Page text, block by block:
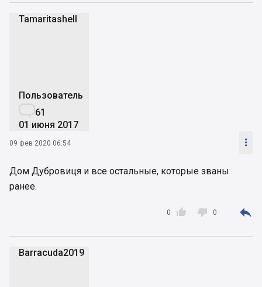
Tamaritashell
Пользователь
61
01 июня 2017
09 фев 2020 06:54 
Дом Дубровиця и все остальные, которые званы
ранее.

0  0 
Barracuda2019